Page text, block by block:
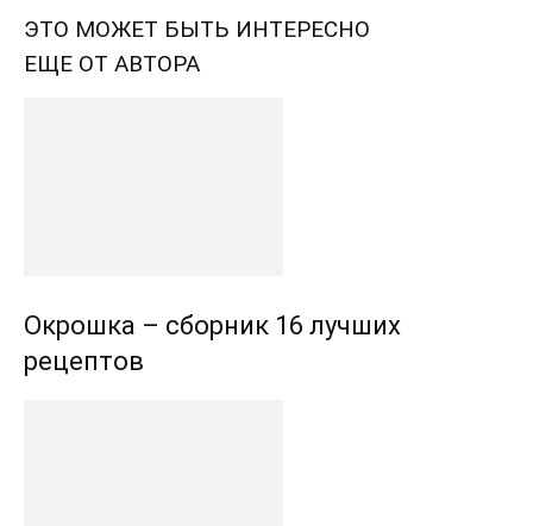
ЭТО МОЖЕТ БЫТЬ ИНТЕРЕСНО
ЕЩЕ ОТ АВТОРА
Окрошка – сборник 16 лучших
рецептов